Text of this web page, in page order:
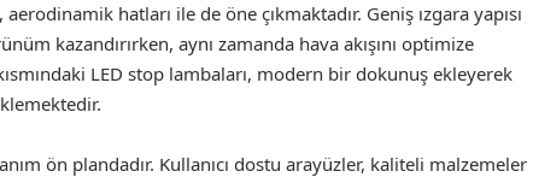
hatları ile de öne çıkmaktadır. Geniş ızgara yapısı
kazandırırken, aynı zamanda hava akışını optimize
LED stop lambaları, modern bir dokunuş ekleyerek
ön plandadır. Kullanıcı dostu arayüzler, kaliteli malzemeler